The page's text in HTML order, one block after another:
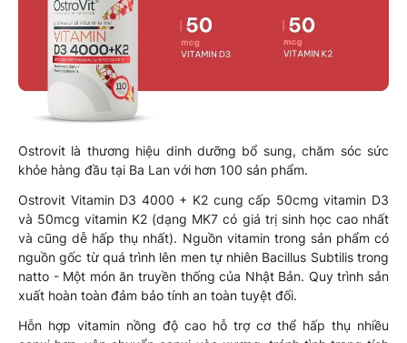
Ostrovit là thương hiệu dinh dưỡng bổ sung, chăm sóc sức
khỏe hàng đầu tại Ba Lan với hơn 100 sản phẩm.
Ostrovit Vitamin D3 4000 + K2 cung cấp 50cmg vitamin D3
và 50mcg vitamin K2 (dạng MK7 có giá trị sinh học cao nhất
và cũng dễ hấp thụ nhất). Nguồn vitamin trong sản phẩm có
nguồn gốc từ quá trình lên men tự nhiên Bacillus Subtilis trong
natto - Một món ăn truyền thống của Nhật Bản. Quy trình sản
xuất hoàn toàn đảm bảo tính an toàn tuyệt đối.
Hỗn hợp vitamin nồng độ cao hỗ trợ cơ thể hấp thụ nhiều